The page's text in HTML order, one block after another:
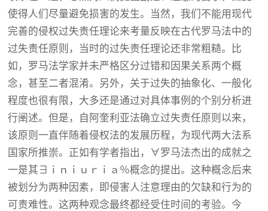
使得人们尽量避免损害的发生。当然，我们不能用现代
完善的侵权过失责任理论来考量反映在古代罗马法中的
过失责任原则，当时的过失责任理论还非常粗糙。比
如，罗马法学家并未严格区分过错和因果关系两个概
念，甚至二者混淆。另外，关于过失的抽象化、一般化
程度也很有限，大多还是通过对具体事例的个别分析进
行阐述。但是，自阿奎利亚法确立过失责任原则以来，
该原则一直伴随着侵权法的发展历程，为现代两大法系
国家所推崇。正如有学者指出，∀罗马法杰出的成就之
一是其∃ｉｎｉｕｒｉａ％概念的提出。这种概念后来
被划分为两种因素，即侵害人注意理由的欠缺和行为的
可责难性。这两种观念最终都经受住时间的考验。今